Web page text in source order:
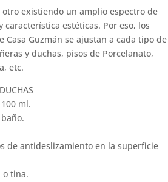
existiendo un amplio espectro de
estéticas. Por eso, los
Casa Guzmán se ajustan a cada tipo de
y duchas, pisos de Porcelanato,
etc.
ml.
de antideslizamiento en la superficie
o tina.